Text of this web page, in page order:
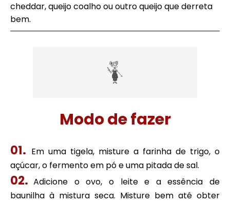
cheddar, queijo coalho ou outro queijo que derreta
bem.
Modo de fazer
Em uma tigela, misture a farinha de trigo, o
açúcar, o fermento em pó e uma pitada de sal.
Adicione o ovo, o leite e a essência de
baunilha à mistura seca. Misture bem até obter